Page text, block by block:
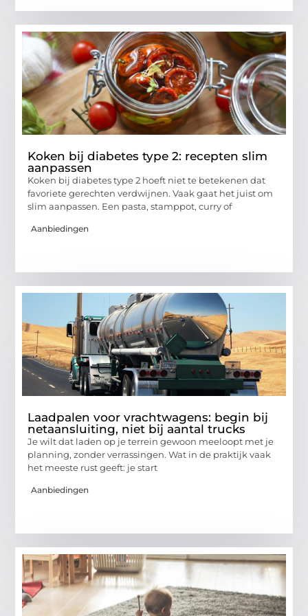
Koken bij diabetes type 2: recepten slim
aanpassen
Koken bij diabetes type 2 hoeft niet te betekenen dat
favoriete gerechten verdwijnen. Vaak gaat het juist om
slim aanpassen. Een pasta, stamppot, curry of
Aanbiedingen
Laadpalen voor vrachtwagens: begin bij
netaansluiting, niet bij aantal trucks
Je wilt dat laden op je terrein gewoon meeloopt met je
planning, zonder verrassingen. Wat in de praktijk vaak
het meeste rust geeft: je start
Aanbiedingen